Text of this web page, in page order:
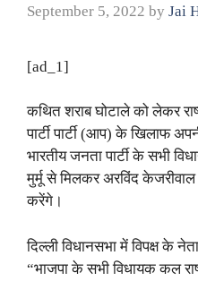
September 5, 2022 by Jai
[ad_1]
कथित शराब घोटाले को लेकर
पार्टी पार्टी (आप) के खिलाफ
भारतीय जनता पार्टी के सभी
मुर्मू से मिलकर अरविंद
करेंगे।
दिल्ली विधानसभा में विपक्ष के
“भाजपा के सभी विधायक कल